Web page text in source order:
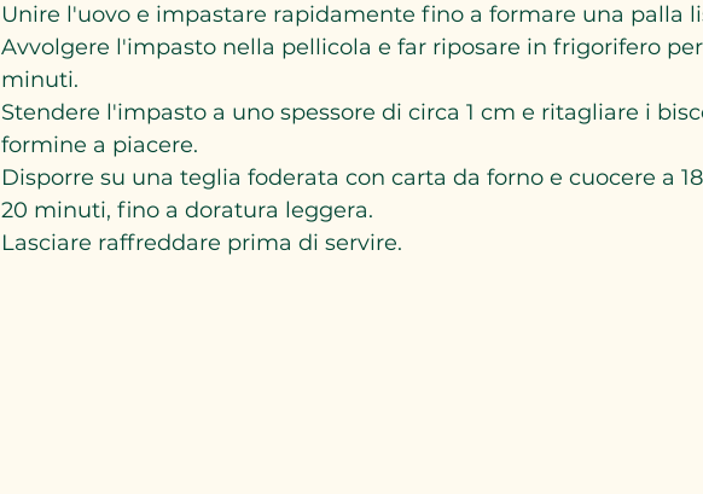
Unire l'uovo e impastare rapidamente fino a formare una palla
Avvolgere l'impasto nella pellicola e far riposare in frigorifero
minuti.
Stendere l'impasto a uno spessore di circa 1 cm e ritagliare i
formine a piacere.
Disporre su una teglia foderata con carta da forno e cuocere a
20 minuti, fino a doratura leggera.
Lasciare raffreddare prima di servire.